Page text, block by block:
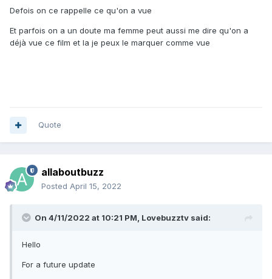
Defois on ce rappelle ce qu'on a vue
Et parfois on a un doute ma femme peut aussi me dire qu'on a
déjà vue ce film et la je peux le marquer comme vue
Quote
allaboutbuzz
Posted April 15, 2022
On 4/11/2022 at 10:21 PM, Lovebuzztv said:
Hello
For a future update